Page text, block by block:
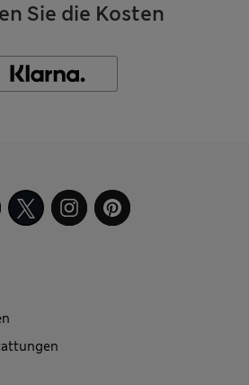
Sie die Kosten